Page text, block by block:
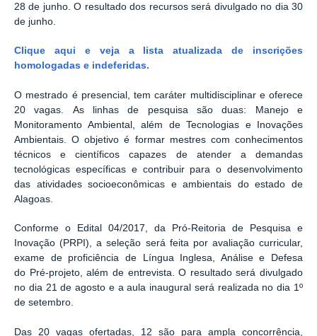
28 de junho. O resultado dos recursos será divulgado no dia 30
de junho.
Clique aqui e veja a lista atualizada de inscrições
homologadas e indeferidas.
O mestrado é presencial, tem caráter multidisciplinar e oferece
20 vagas. As linhas de pesquisa são duas: Manejo e
Monitoramento Ambiental, além de Tecnologias e Inovações
Ambientais. O objetivo é formar mestres com conhecimentos
técnicos e científicos capazes de atender a demandas
tecnológicas específicas e contribuir para o desenvolvimento
das atividades socioeconômicas e ambientais do estado de
Alagoas.
Conforme o Edital 04/2017, da Pró-Reitoria de Pesquisa e
Inovação (PRPI), a seleção será feita por avaliação curricular,
exame de proficiência de Língua Inglesa, Análise e Defesa
do Pré-projeto, além de entrevista. O resultado será divulgado
no dia 21 de agosto e a aula inaugural será realizada no dia 1º
de setembro.
Das 20 vagas ofertadas, 12 são para ampla concorrência,